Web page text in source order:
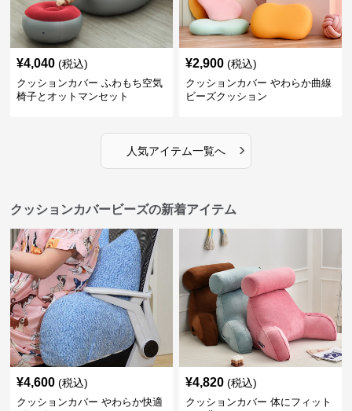
¥4,040 (税込)
クッションカバー ふわもち空気
椅子とオットマンセット
¥2,900 (税込)
クッションカバー やわらか曲線
ビーズクッション
人気アイテム一覧へ ›
クッションカバービーズの新着アイテム
¥4,600 (税込)
クッションカバー やわらか快適
¥4,820 (税込)
クッションカバー 体にフィット